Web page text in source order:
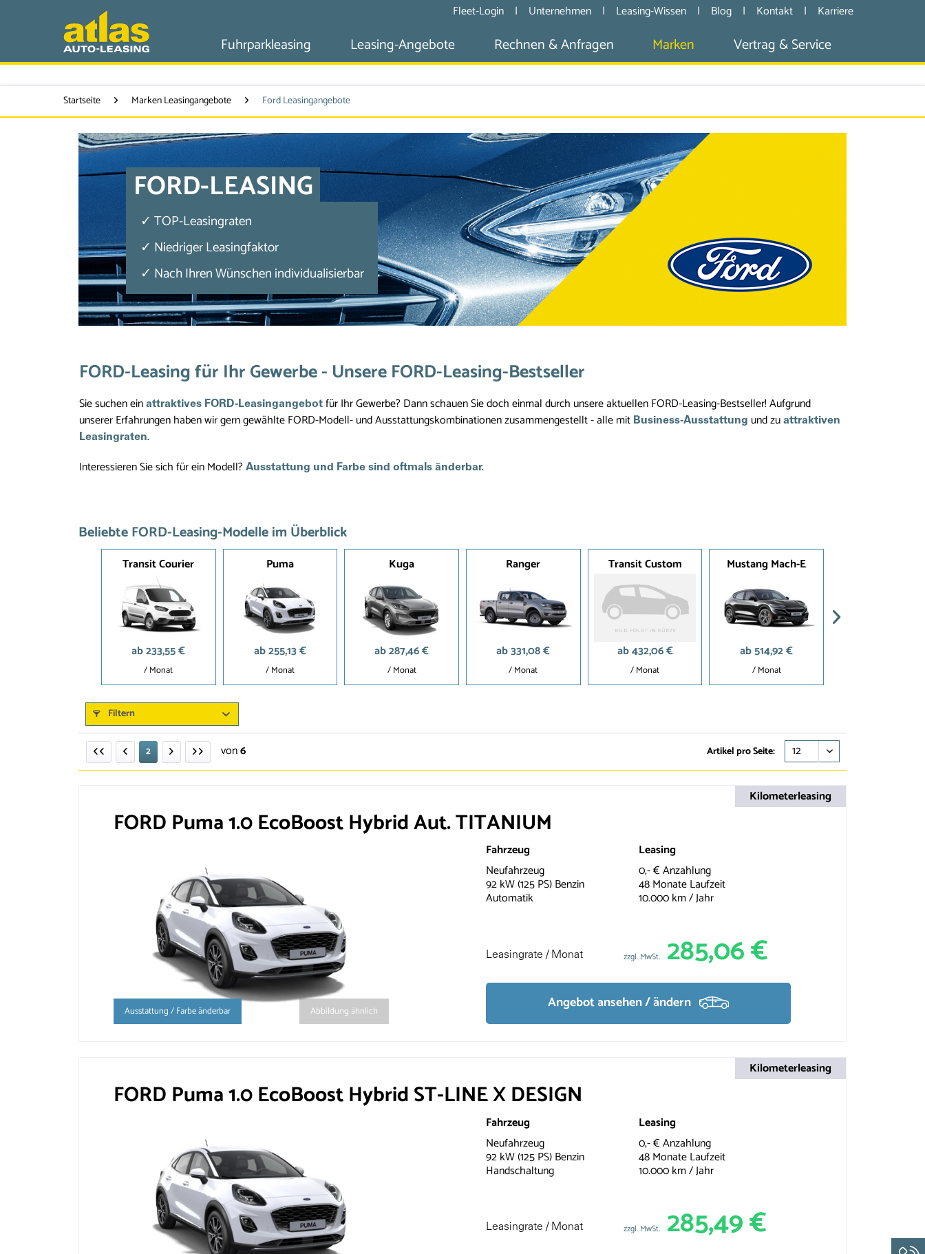
Fleet-Login | Unternehmen | Leasing-Wissen | Blog | Kontakt | Karriere
Fuhrparkleasing Leasing-Angebote Rechnen & Anfragen Marken Vertrag & Service
Startseite Marken Leasingangebote Ford Leasingangebote
FORD-LEASING
✓ TOP-Leasingraten
✓ Niedriger Leasingfaktor
✓ Nach Ihren Wünschen individualisierbar
FORD-Leasing für Ihr Gewerbe - Unsere FORD-Leasing-Bestseller
Sie suchen ein attraktives FORD-Leasingangebot für Ihr Gewerbe? Dann schauen Sie doch einmal durch unsere aktuellen FORD-Leasing-Bestseller! Aufgrund
unserer Erfahrungen haben wir gern gewählte FORD-Modell- und Ausstattungskombinationen zusammengestellt - alle mit Business-Ausstattung und zu attraktiven
Leasingraten.
Interessieren Sie sich für ein Modell? Ausstattung und Farbe sind oftmals änderbar.
Beliebte FORD-Leasing-Modelle im Überblick
Transit Courier
ab 233,55 €
/ Monat
Puma
ab 255,13 €
/ Monat
Kuga
ab 287,46 €
/ Monat
Ranger
ab 331,08 €
/ Monat
Transit Custom
ab 432,06 €
/ Monat
Mustang Mach-E
ab 514,92 €
/ Monat
Filtern
2 von6 Artikel pro Seite:
Kilometerleasing
FORD Puma 1.0 EcoBoost Hybrid Aut. TITANIUM
Abbildung ähnlich
Ausstattung / Farbe änderbar
Fahrzeug
Neufahrzeug
92 kW (125 PS) Benzin
Automatik
Leasing
0,- € Anzahlung
48 Monate Laufzeit
10.000 km / Jahr
Leasingrate / Monat zzgl. MwSt. 285,06 €
Angebot ansehen / ändern
Kilometerleasing
FORD Puma 1.0 EcoBoost Hybrid ST-LINE X DESIGN
Fahrzeug
Neufahrzeug
92 kW (125 PS) Benzin
Handschaltung
Leasing
0,- € Anzahlung
48 Monate Laufzeit
10.000 km / Jahr
Leasingrate / Monat zzgl. MwSt. 285,49 €